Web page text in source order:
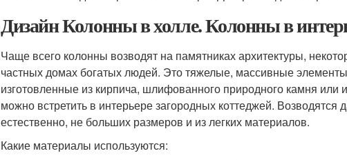
Дизайн Колонны в холле. Колонны в
Чаще всего колонны возводят на памятниках архитектуры,
частных домах богатых людей. Это тяжелые, массивные
изготовленные из кирпича, шлифованного природного камня
можно встретить в интерьере загородных коттеджей.
естественно, не больших размеров и из легких материалов.
Какие материалы используются: